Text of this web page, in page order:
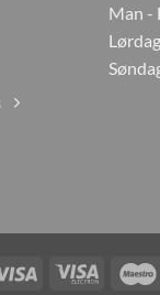
Man -
Visa
Visa